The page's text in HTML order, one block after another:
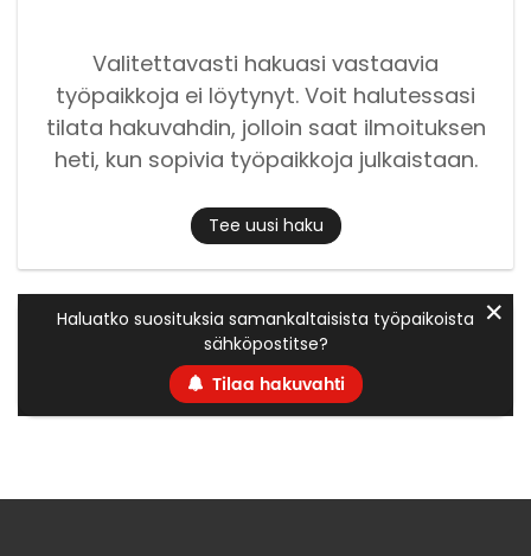
Valitettavasti hakuasi vastaavia
työpaikkoja ei löytynyt. Voit halutessasi
tilata hakuvahdin, jolloin saat ilmoituksen
heti, kun sopivia työpaikkoja julkaistaan.
Tee uusi haku
Haluatko suosituksia samankaltaisista työpaikoista
sähköpostitse?
Tilaa hakuvahti
✕